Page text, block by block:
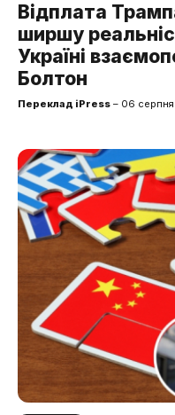
Відплата
ширшу
Україні
Болтон
Переклад iPress – 06